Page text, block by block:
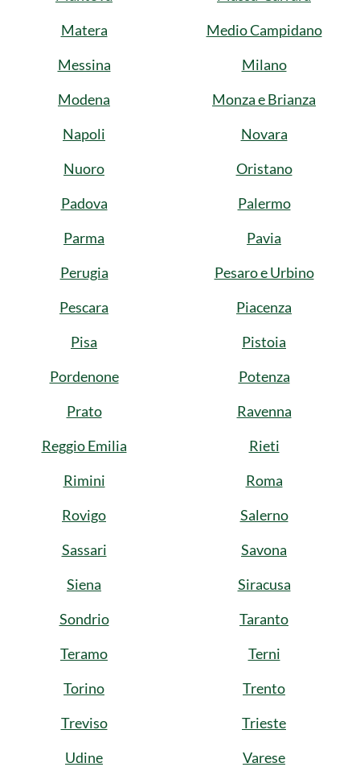
Matera
Medio Campidano
Messina
Milano
Modena
Monza e Brianza
Napoli
Novara
Nuoro
Oristano
Padova
Palermo
Parma
Pavia
Perugia
Pesaro e Urbino
Pescara
Piacenza
Pisa
Pistoia
Pordenone
Potenza
Prato
Ravenna
Reggio Emilia
Rieti
Rimini
Roma
Rovigo
Salerno
Sassari
Savona
Siena
Siracusa
Sondrio
Taranto
Teramo
Terni
Torino
Trento
Treviso
Trieste
Udine
Varese